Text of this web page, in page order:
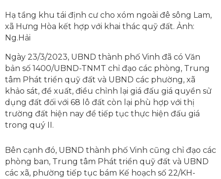
Hạ tầng khu tái định cư cho xóm ngoài đê sông Lam,
xã Hưng Hòa kết hợp với khai thác quỹ đất. Ảnh:
Ng.Hải
Ngày 23/3/2023, UBND thành phố Vinh đã có Văn
bản số 1400/UBND-TNMT chỉ đạo các phòng, Trung
tâm Phát triển quỹ đất và UBND các phường, xã
khảo sát, đề xuất, điều chỉnh lại giá đấu giá quyền sử
dụng đất đối với 68 lô đất còn lại phù hợp với thị
trường đất hiện nay để tiếp tục thực hiện đấu giá
trong quý II.
Bên cạnh đó, UBND thành phố Vinh cũng chỉ đạo các
phòng ban, Trung tâm Phát triển quỹ đất và UBND
các xã, phường tiếp tục bám Kế hoạch số 22/KH-